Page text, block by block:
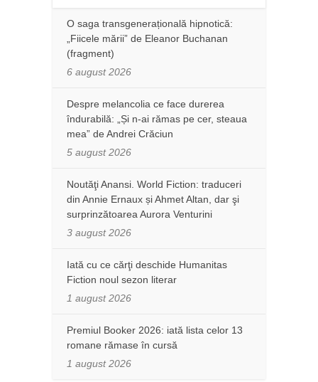
O saga transgenerațională hipnotică:
„Fiicele mării” de Eleanor Buchanan
(fragment)
6 august 2026
Despre melancolia ce face durerea
îndurabilă: „Și n-ai rămas pe cer, steaua
mea” de Andrei Crăciun
5 august 2026
Noutăţi Anansi. World Fiction: traduceri
din Annie Ernaux și Ahmet Altan, dar şi
surprinzătoarea Aurora Venturini
3 august 2026
Iată cu ce cărţi deschide Humanitas
Fiction noul sezon literar
1 august 2026
Premiul Booker 2026: iată lista celor 13
romane rămase în cursă
1 august 2026